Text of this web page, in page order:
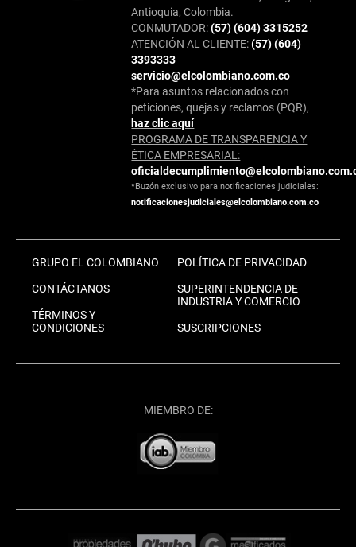
Antioquia, Colombia.
CONMUTADOR:(57) (604) 3315252
ATENCIÓN AL CLIENTE:(57) (604)
3393333
servicio@elcolombiano.com.co
*Para asuntos relacionados con
peticiones, quejas y reclamos (PQR),
haz clic aquí
PROGRAMA DE TRANSPARENCIA Y
ÉTICA EMPRESARIAL:
*Buzón exclusivo para notificaciones judiciales:
notificacionesjudiciales@elcolombiano.com.co
GRUPO EL COLOMBIANO
CONTÁCTANOS
TÉRMINOS Y
CONDICIONES
POLÍTICA DE PRIVACIDAD
SUPERINTENDENCIA DE
INDUSTRIA Y COMERCIO
SUSCRIPCIONES
MIEMBRO DE: